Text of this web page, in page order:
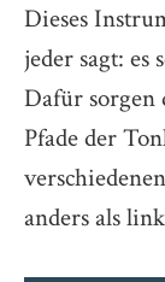
Dieses
jeder sagt: es
Dafür sorgen
Pfade der
anders als